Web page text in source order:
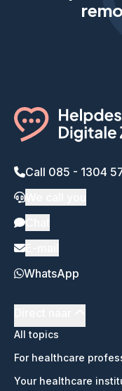
Call 085 - 1304
WhatsApp
All topics
For healthcare
Your healthcare